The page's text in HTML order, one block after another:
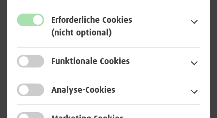
Erforderliche Cookies
(nicht optional)
Funktionale Cookies
Analyse-Cookies
Transformation der Verwaltung und des zivilen Lebens
allgemein dienen“, so Martin Kaloudis weiter.
Über den GovTech Campus
Deutschland e.V.